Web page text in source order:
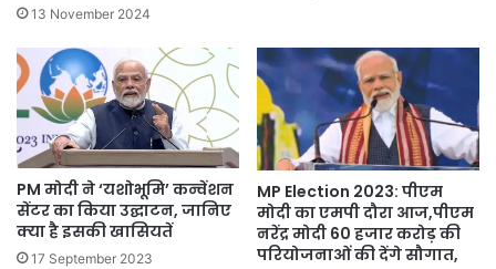
13 November 2024
PM मोदी ने ‘यशोभूमि’ कन्वेंशन
सेंटर का किया उद्घाटन, जानिए
क्या है इसकी खासियतें
17 September 2023
MP Election 2023: पीएम
मोदी का एमपी दौरा आज,पीएम
नरेंद्र मोदी 60 हजार करोड़ की
परियोजनाओं की देंगे सौगात,